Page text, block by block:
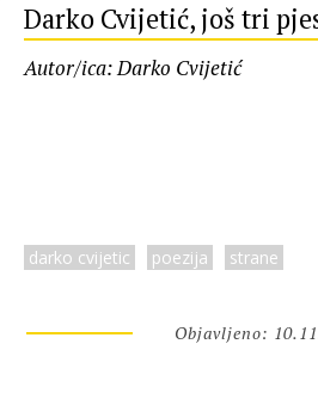
Darko Cvijetić, još tri
Autor/ica: Darko Cvijetić
darko cvijetic poezija strane
Objavljeno: